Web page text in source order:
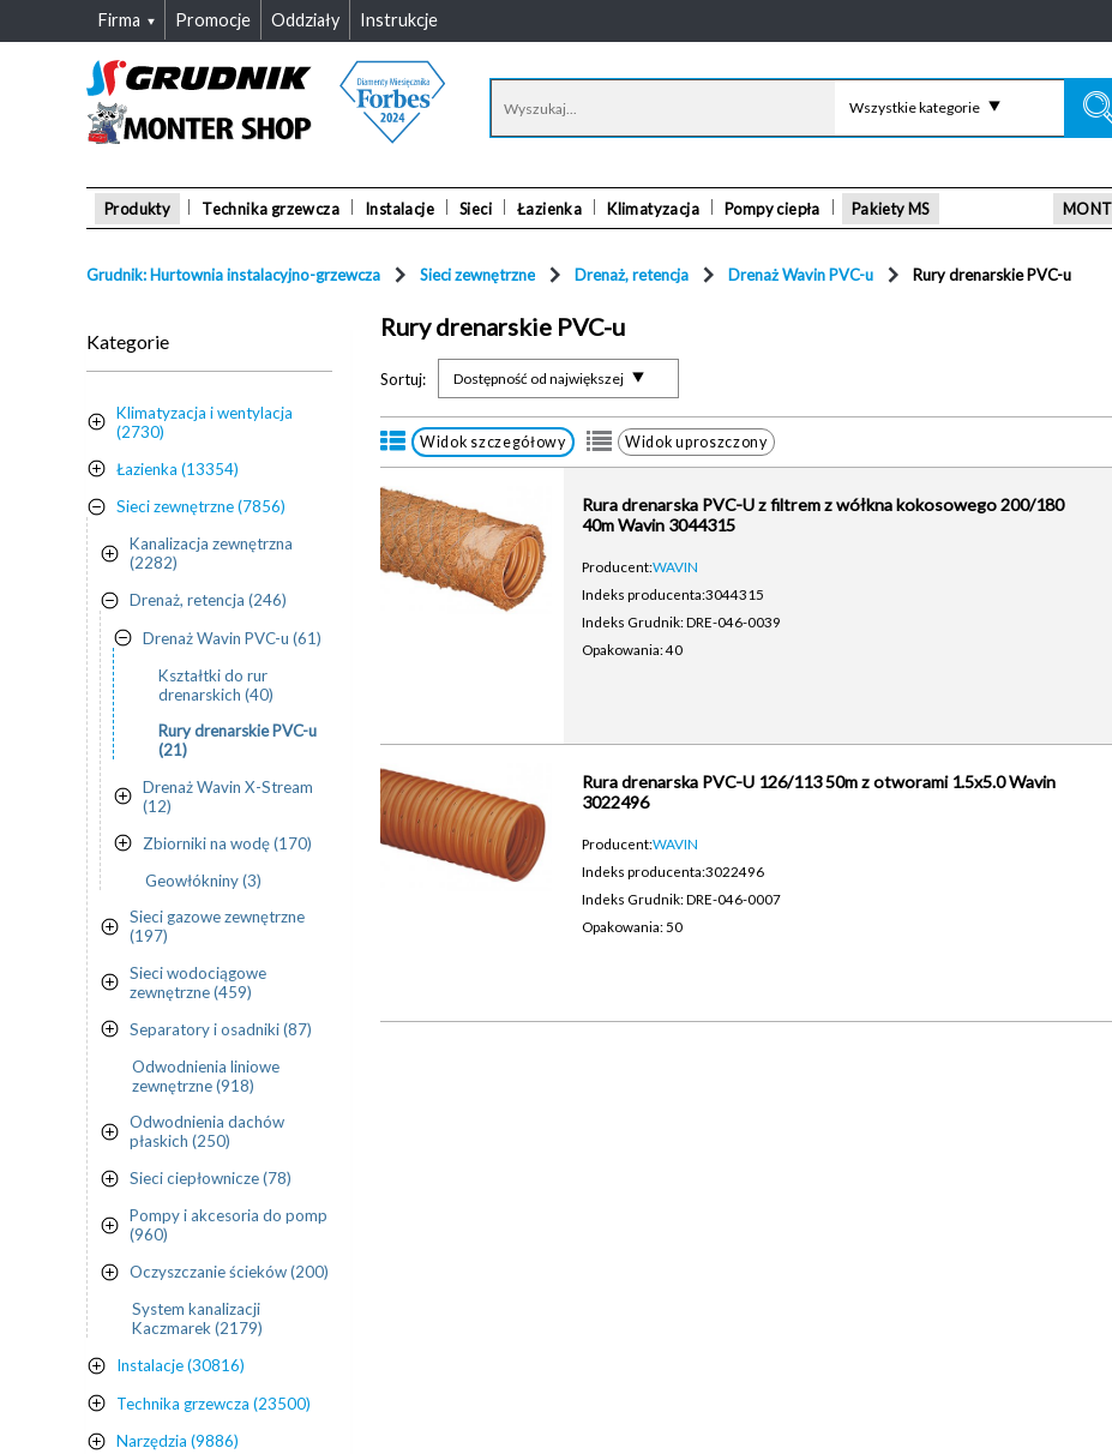
Firma Promocje Oddziały Instrukcje
Wszystkie kategorie
Produkty Technika grzewcza Instalacje Sieci Łazienka Klimatyzacja Pompy ciepła Pakiety MS
Grudnik: Hurtownia instalacyjno-grzewcza Sieci zewnętrzne Drenaż, retencja Drenaż Wavin PVC-u Rury drenarskie PVC-u
Kategorie
Klimatyzacja i wentylacja
(2730)
Łazienka (13354)
Sieci zewnętrzne (7856)
Kanalizacja zewnętrzna
(2282)
Drenaż, retencja (246)
Drenaż Wavin PVC-u (61)
Kształtki do rur
drenarskich (40)
Rury drenarskie PVC-u
(21)
Drenaż Wavin X-Stream
(12)
Zbiorniki na wodę (170)
Geowłókniny (3)
Sieci gazowe zewnętrzne
(197)
Sieci wodociągowe
zewnętrzne (459)
Separatory i osadniki (87)
Odwodnienia liniowe
zewnętrzne (918)
Odwodnienia dachów
płaskich (250)
Sieci ciepłownicze (78)
Pompy i akcesoria do pomp
(960)
Oczyszczanie ścieków (200)
System kanalizacji
Kaczmarek (2179)
Instalacje (30816)
Technika grzewcza (23500)
Narzędzia (9886)
Rury drenarskie PVC-u
Sortuj: Dostępność od największej
Widok szczegółowy Widok uproszczony
Rura drenarska PVC-U z filtrem z wółkna kokosowego 200/180
40m Wavin 3044315
Producent:WAVIN
Indeks producenta:3044315
Indeks Grudnik: DRE-046-0039
Opakowania: 40
Rura drenarska PVC-U 126/113 50m z otworami 1.5x5.0 Wavin
3022496
Producent:WAVIN
Indeks producenta:3022496
Indeks Grudnik: DRE-046-0007
Opakowania: 50